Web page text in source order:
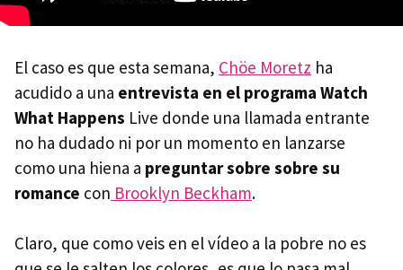
El caso es que esta semana, Chöe Moretz ha
acudido a una entrevista en el programa Watch
What Happens Live donde una llamada entrante
no ha dudado ni por un momento en lanzarse
como una hiena a preguntar sobre sobre su
romance con Brooklyn Beckham.
Claro, que como veis en el vídeo a la pobre no es